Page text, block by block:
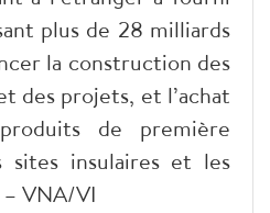
plus de 28 milliards
la construction des
des projets, et l’achat
de première
sites insulaires et les
VNA/VI